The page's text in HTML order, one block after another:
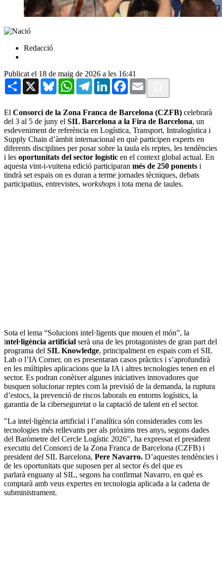
Redacció
Publicat el 18 de maig de 2026 a les 16:41
Share X BlueskyWhatsAppTelegramLinkedInFacebook
Email
El Consorci de la Zona Franca de Barcelona (CZFB) celebrarà
del 3 al 5 de juny el SIL Barcelona a la Fira de Barcelona, un
esdeveniment de referència en Logística, Transport, Intralogística i
Supply Chain d’àmbit internacional en què participen experts en
diferents disciplines per posar sobre la taula els reptes, les tendències
i les oportunitats del sector logístic en el context global actual. En
aquesta vint-i-vuitena edició participaran més de 250 ponents i
tindrà set espais on es duran a terme jornades tècniques, debats
participatius, entrevistes, workshops i tota mena de taules.
Sota el lema “Solucions intel·ligents que mouen el món”, la
intel·ligència artificial serà una de les protagonistes de gran part del
programa del SIL Knowledge, principalment en espais com el SIL
Lab o l’IA Corner, on es presentaran casos pràctics i s’aprofundirà
en les múltiples aplicacions que la IA i altres tecnologies tenen en el
sector. Es podran conèixer algunes iniciatives innovadores que
busquen solucionar reptes com la previsió de la demanda, la ruptura
d’estocs, la prevenció de riscos laborals en entorns logístics, la
garantia de la ciberseguretat o la captació de talent en el sector.
"La intel·ligència artificial i l’analítica són considerades com les
tecnologies més rellevants per als pròxims tres anys, segons dades
del Baròmetre del Cercle Logístic 2026", ha expressat el president
executiu del Consorci de la Zona Franca de Barcelona (CZFB) i
president del SIL Barcelona, Pere Navarro. D’aquestes tendències i
de les oportunitats que suposen per al sector és del que es
parlarà enguany al SIL, segons ha confirmat Navarro, en què es
comptarà amb veus expertes en tecnologia aplicada a la cadena de
subministrament.